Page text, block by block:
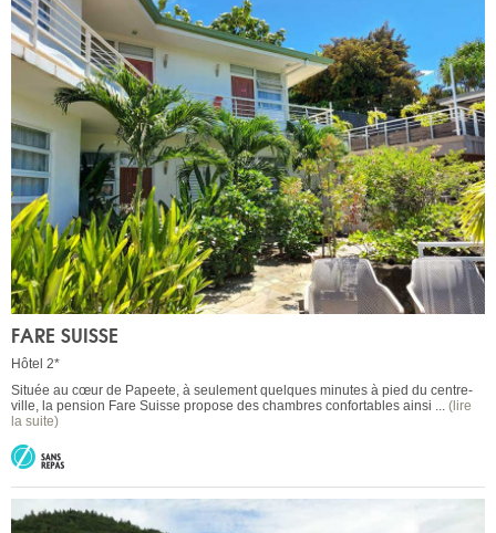
FARE SUISSE
Hôtel 2*
Située au cœur de Papeete, à seulement quelques minutes à pied du centre-
ville, la pension Fare Suisse propose des chambres confortables ainsi ... (lire
la suite)